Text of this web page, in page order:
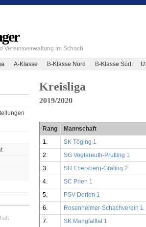
Vereinsverwaltung im Schach
A-Klasse B-Klasse Nord B-Klasse Süd
Kreisliga
2019/2020
Rang
Mannschaft
1.
SK Töging 1
2.
SG Vogtareuth-Prutting 1
3.
SU Ebersberg-Grafing 2
4.
SC Prien 1
5.
PSV Dorfen 1
6.
Rosenheimer-Schachverein 1
7.
SK Mangfalltal 1